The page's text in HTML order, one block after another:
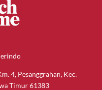
4, Pesanggrahan, Kec.
Timur 61383